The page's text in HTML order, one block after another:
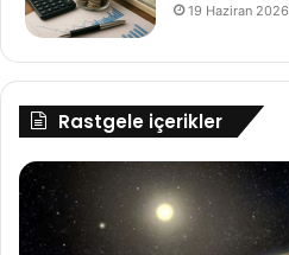
19 Haziran 2026
Rastgele içerikler
NASA’nın
Keşfettiği
Uzak
Bir